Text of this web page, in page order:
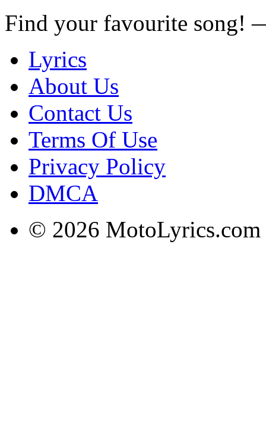
Find your favourite song!
Lyrics
About Us
Contact Us
Terms Of Use
Privacy Policy
DMCA
© 2026 MotoLyrics.com